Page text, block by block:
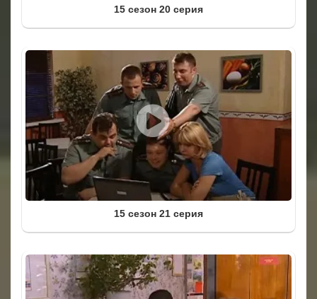
15 сезон 20 серия
15 сезон 21 серия